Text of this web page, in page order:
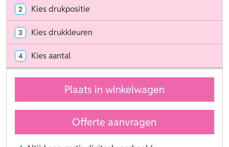
2 Kies drukpositie
3 Kies drukkleuren
4 Kies aantal
Plaats in winkelwagen
Offerte aanvragen